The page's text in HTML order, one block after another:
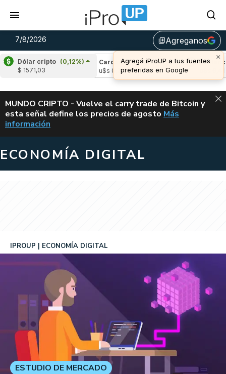
7/8/2026 library_addAgreganos
×
Agregá iProUP a tus fuentes
preferidas en Google
Dólar cripto (0,12%)
$ 1571,03
(-2,47%)
Cardano
(6,39%)
u$s 0,20
Avalanche
ALERTA
MUNDO CRIPTO - Vuelve el carry trade de Bitcoin y
esta señal define los precios de agosto VUELVE EL
Más
información
ECONOMÍA DIGITAL
IPROUP ECONOMÍA DIGITAL
ESTUDIO DE MERCADO